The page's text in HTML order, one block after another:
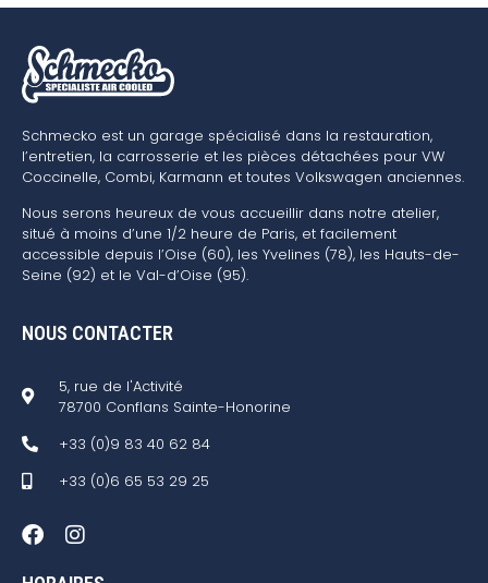
Schmecko est un garage spécialisé dans la restauration,
l’entretien, la carrosserie et les pièces détachées pour VW
Coccinelle, Combi, Karmann et toutes Volkswagen anciennes.
Nous serons heureux de vous accueillir dans notre atelier,
situé à moins d’une 1/2 heure de Paris, et facilement
accessible depuis l’Oise (60), les Yvelines (78), les Hauts-de-
Seine (92) et le Val-d’Oise (95).
NOUS CONTACTER
5, rue de l'Activité
78700 Conflans Sainte-Honorine
+33 (0)9 83 40 62 84
+33 (0)6 65 53 29 25